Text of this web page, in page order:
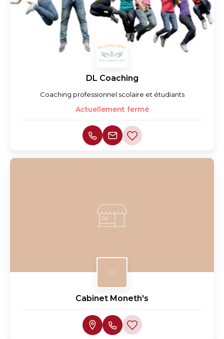
DL Coaching
Coaching professionnel scolaire et étudiants
Actuellement fermé
Cabinet Moneth's